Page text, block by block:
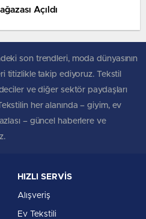
Açıldı
son trendleri, moda dünyasının
titizlikle takip ediyoruz. Tekstil
ve diğer sektör paydaşları
her alanında – giyim, ev
– güncel haberlere ve
HIZLI SERVİS
Alışveriş
Ev Tekstili